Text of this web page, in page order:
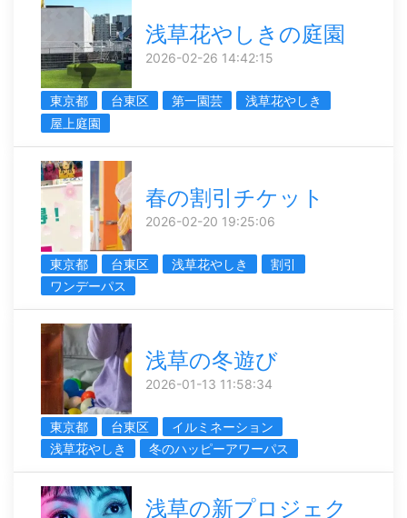
浅草花やしきの庭園
2026-02-26 14:42:15
東京都 台東区 第一園芸
浅草花やしき
屋上庭園
春の割引チケット
2026-02-20 19:25:06
東京都 台東区 浅草花やしき
割引
ワンデーパス
浅草の冬遊び
2026-01-13 11:58:34
東京都 台東区
イルミネーション
浅草花やしき
冬のハッピーアワーパス
浅草の新プロジェク